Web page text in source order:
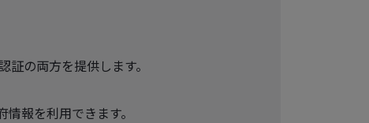
証の両方を提供します。
報を利用できます。